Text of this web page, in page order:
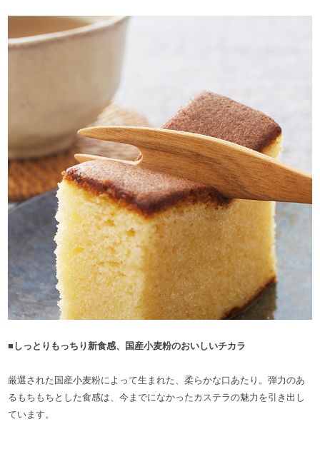
■しっとりもっちり新食感、国産小麦粉のおいしいチカラ
厳選された国産小麦粉によって生まれた、柔らかな口あたり。弾力のあ
るもちもちとした食感は、今までになかったカステラの魅力を引き出し
ています。